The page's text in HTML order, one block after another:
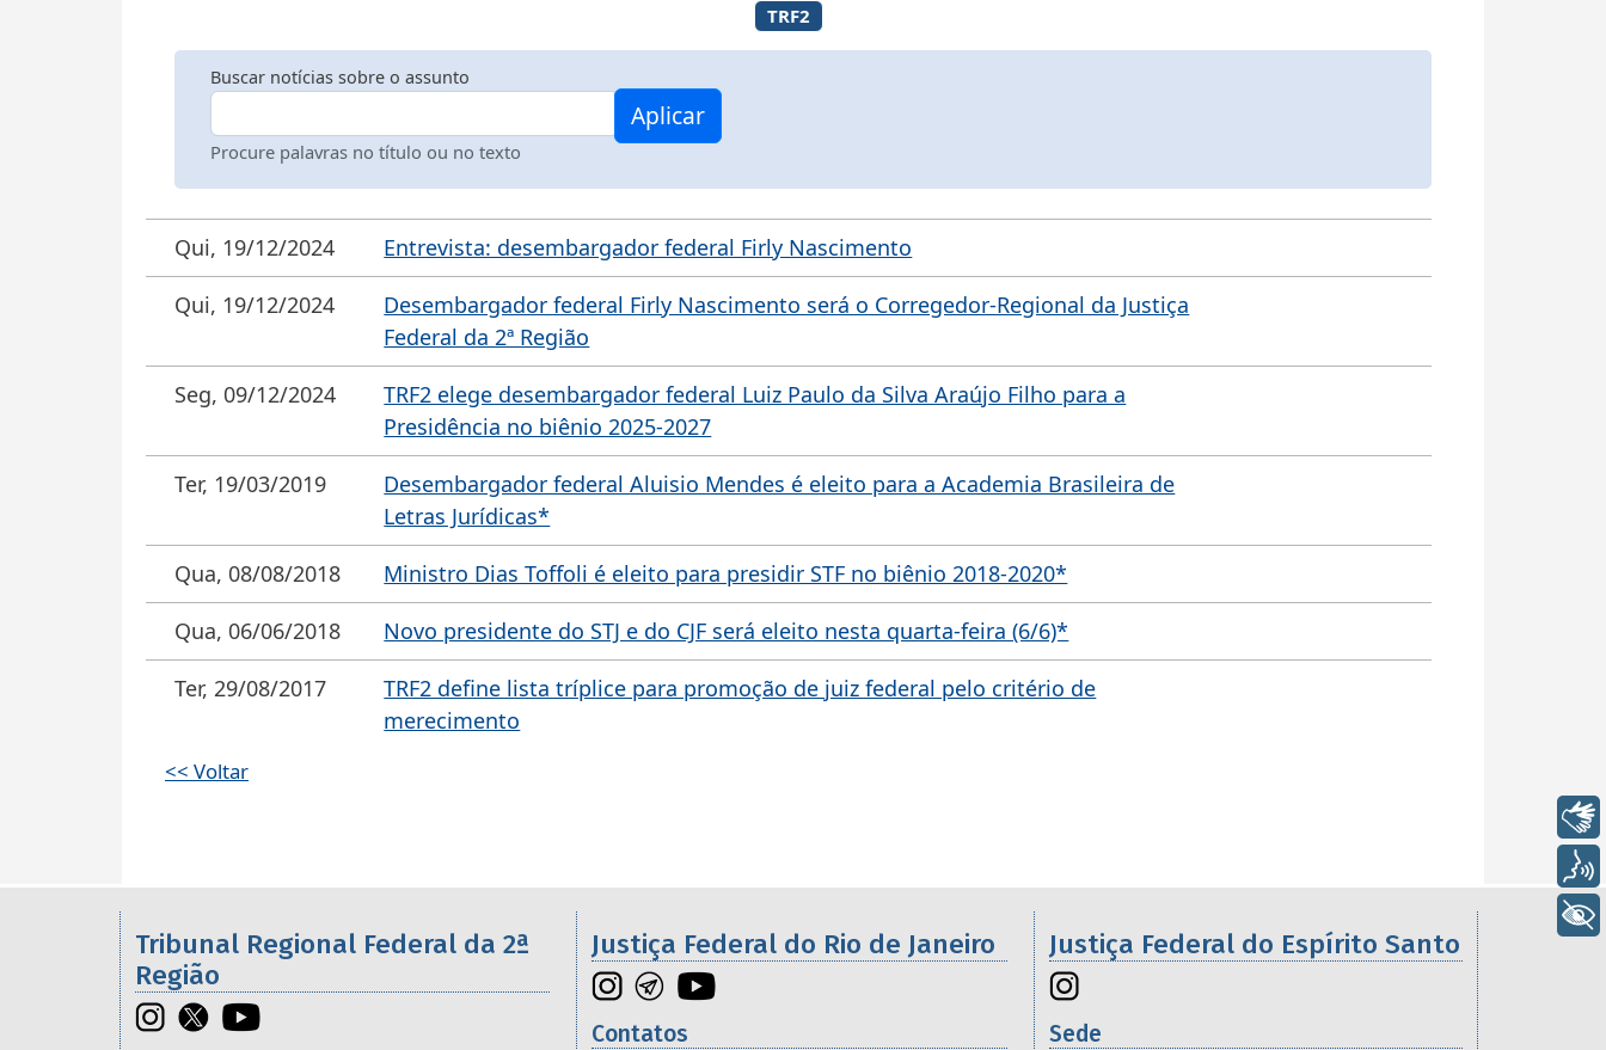
TRF2
Buscar notícias sobre o assunto
Procure palavras no título ou no texto
Aplicar
Qui, 19/12/2024
Entrevista: desembargador federal Firly Nascimento
Qui, 19/12/2024
Desembargador federal Firly Nascimento será o Corregedor-Regional da Justiça
Federal da 2ª Região
Seg, 09/12/2024
TRF2 elege desembargador federal Luiz Paulo da Silva Araújo Filho para a
Presidência no biênio 2025-2027
Ter, 19/03/2019
Desembargador federal Aluisio Mendes é eleito para a Academia Brasileira de
Letras Jurídicas*
Qua, 08/08/2018
Ministro Dias Toffoli é eleito para presidir STF no biênio 2018-2020*
Qua, 06/06/2018
Novo presidente do STJ e do CJF será eleito nesta quarta-feira (6/6)*
Ter, 29/08/2017
TRF2 define lista tríplice para promoção de juiz federal pelo critério de
merecimento
<< Voltar
Informações úteis sobre os órgãos da 2ª Região
Tribunal Regional Federal da 2ª
Região
Justiça Federal do Rio de Janeiro
Contatos
Justiça Federal do Espírito Santo
Sede
+ Acessibilidade